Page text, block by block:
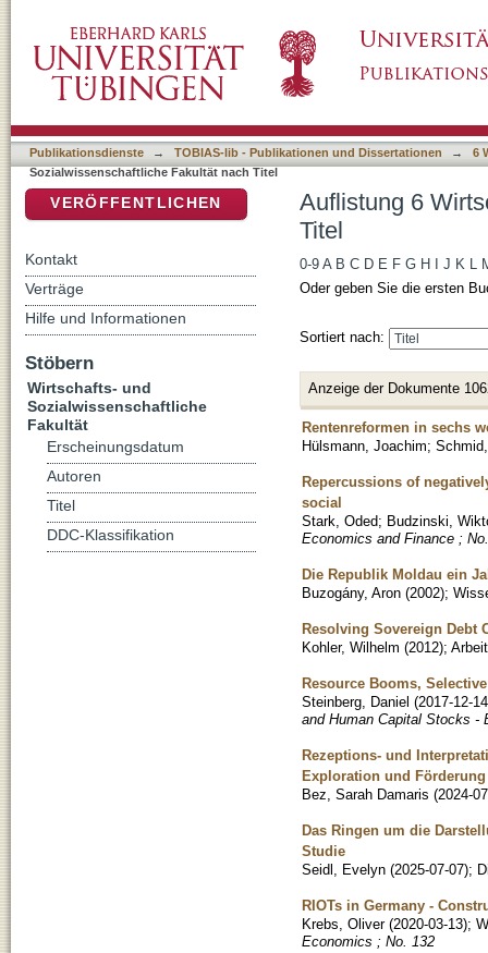
Publikationsdienste → TOBIAS-lib - Publikationen und Dissertationen →
6
Sozialwissenschaftliche Fakultät nach Titel
Auflistung 6
Titel
0-9 A B C D E F G H J K L
Oder geben Sie die ersten
Sortiert nach:
Anzeige der Dokumente
Rentenreformen in sechs
Hülsmann, Joachim;
Repercussions of
social
Stark, Oded; Budzinski,
Economics and Finance ;
Die Republik Moldau ein
Buzogány, Aron (2002);
Resolving Sovereign Debt
Kohler, Wilhelm (2012);
Resource Booms,
Steinberg, Daniel (2017-12-14
and Human Capital Stocks -
Rezeptions- und
Exploration und Förderung
Bez, Sarah Damaris (2024-
Das Ringen um die
Studie
Seidl, Evelyn (2025-07-07);
RIOTs in Germany -
Krebs, Oliver (2020-03-13);
Economics ; No. 132
VERÖFFENTLICHEN
Kontakt
Verträge
Hilfe und Informationen
Stöbern
Wirtschafts- und
Sozialwissenschaftliche
Fakultät
Erscheinungsdatum
Autoren
Titel
DDC-Klassifikation